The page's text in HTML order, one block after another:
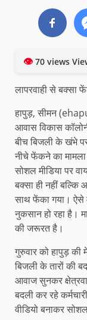
👁70 views
लापरवाही से बक्सा
हापुड़, सीमन
आवास विकास
बीच बिजली के खंभे पर
नीचे फेंकने का मामला
सोशल मीडिया पर
बक्सा ही नहीं बल्कि
साथ फेंका गया। ऐसे
नुकसान हो रहा है।
की जरूरत है।
गुरुवार को हापुड़ की
बिजली के तारों की
आवाज सुनकर
बदली कर रहे
वीडियो बनाकर